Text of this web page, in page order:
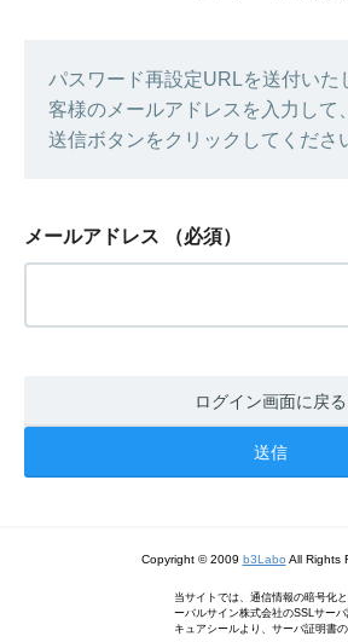
パスワード再設定URLを送付いた
客様のメールアドレスを入力して、
送信ボタンをクリックしてくださ
メールアドレス （必須）
ログイン画面に戻る
Copyright © 2009 b3Labo All Rights
当サイトでは、通信情報の暗号化
ーバルサイン株式会社のSSLサー
キュアシールより、サーバ証明書